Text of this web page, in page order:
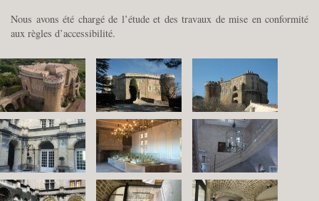
Nous avons été chargé de l’étude et des travaux de mise en conformité
aux règles d’accessibilité.